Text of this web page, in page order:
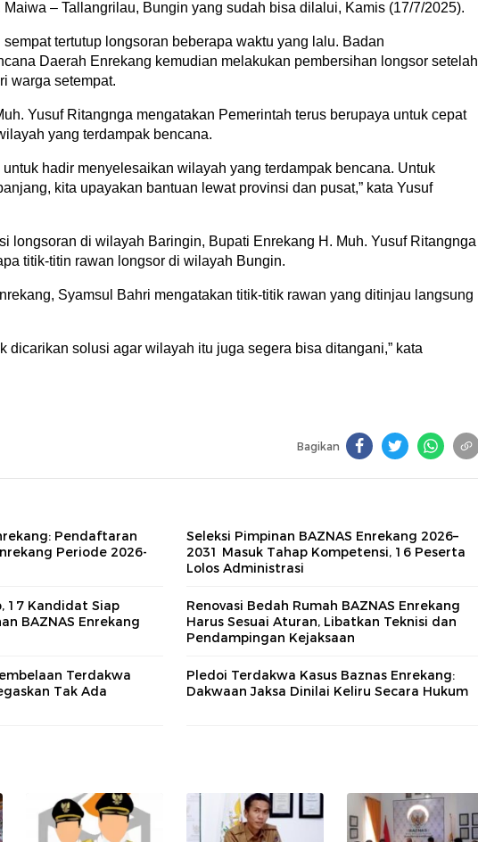
– Tallangrilau, Bungin yang sudah bisa dilalui, Kamis (17/7/2025).
tertutup longsoran beberapa waktu yang lalu. Badan
Daerah Enrekang kemudian melakukan pembersihan longsor setelah
warga setempat.
Yusuf Ritangnga mengatakan Pemerintah terus berupaya untuk cepat
yang terdampak bencana.
untuk hadir menyelesaikan wilayah yang terdampak bencana. Untuk
kita upayakan bantuan lewat provinsi dan pusat,” kata Yusuf
longsoran di wilayah Baringin, Bupati Enrekang H. Muh. Yusuf Ritangnga
titik-titin rawan longsor di wilayah Bungin.
Syamsul Bahri mengatakan titik-titik rawan yang ditinjau langsung
dicarikan solusi agar wilayah itu juga segera bisa ditangani,” kata
Bagikan
Pendaftaran
Periode 2026-
Seleksi Pimpinan BAZNAS Enrekang 2026–
2031 Masuk Tahap Kompetensi, 16 Peserta
Lolos Administrasi
17 Kandidat Siap
BAZNAS Enrekang
Renovasi Bedah Rumah BAZNAS Enrekang
Harus Sesuai Aturan, Libatkan Teknisi dan
Pendampingan Kejaksaan
Terdakwa
Tak Ada
Pledoi Terdakwa Kasus Baznas Enrekang:
Dakwaan Jaksa Dinilai Keliru Secara Hukum